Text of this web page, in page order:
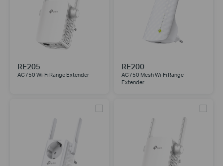
RE205
AC750 Wi-Fi Range Extender
RE200
AC750 Mesh Wi-Fi Range
Extender